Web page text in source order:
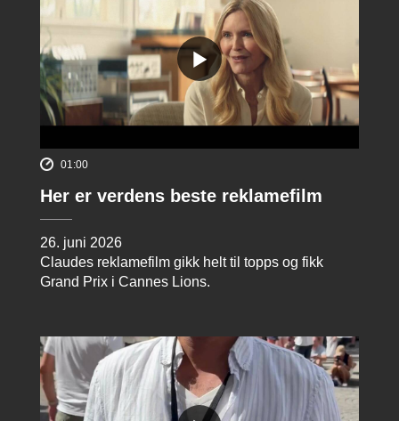
01:00
Her er verdens beste reklamefilm
26. juni 2026
Claudes reklamefilm gikk helt til topps og fikk
Grand Prix i Cannes Lions.